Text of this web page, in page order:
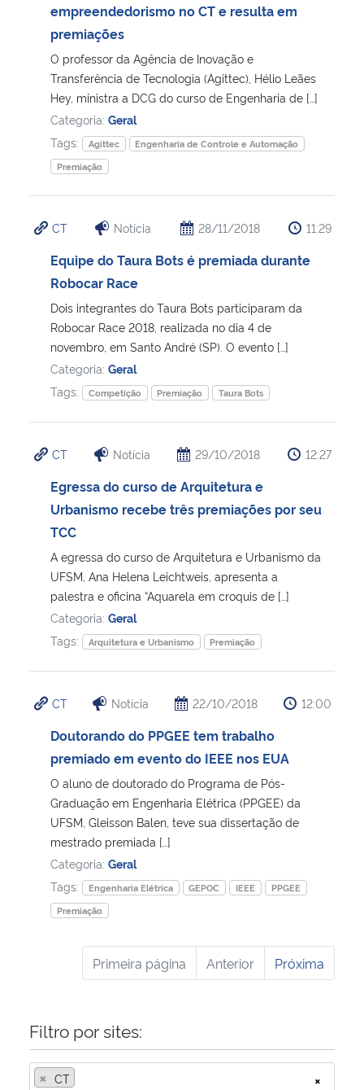
empreendedorismo no CT e resulta em
premiações
O professor da Agência de Inovação e
Transferência de Tecnologia (Agittec), Hélio Leães
Hey, ministra a DCG do curso de Engenharia de […]
Categoria: Geral
Tags:
Agittec
Engenharia de Controle e Automação
Premiação
CT Notícia 28/11/2018 11:29
Equipe do Taura Bots é premiada durante
Robocar Race
Dois integrantes do Taura Bots participaram da
Robocar Race 2018, realizada no dia 4 de
novembro, em Santo André (SP). O evento […]
Categoria: Geral
Tags:
Competição Premiação Taura Bots
CT Notícia 29/10/2018 12:27
Egressa do curso de Arquitetura e
Urbanismo recebe três premiações por seu
TCC
A egressa do curso de Arquitetura e Urbanismo da
UFSM, Ana Helena Leichtweis, apresenta a
palestra e oficina “Aquarela em croquis de […]
Categoria: Geral
Tags:
Arquitetura e Urbanismo Premiação
CT Notícia 22/10/2018 12:00
Doutorando do PPGEE tem trabalho
premiado em evento do IEEE nos EUA
O aluno de doutorado do Programa de Pós-
Graduação em Engenharia Elétrica (PPGEE) da
UFSM, Gleisson Balen, teve sua dissertação de
mestrado premiada […]
Categoria: Geral
Tags:
Engenharia Elétrica GEPOC IEEE
PPGEE
Premiação
Primeira página Anterior Próxima
Filtro por sites:
×
× CT